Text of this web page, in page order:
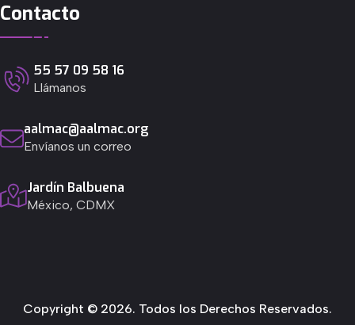
Contacto
55 57 09 58 16
Llámanos
aalmac@aalmac.org
Envíanos un correo
Jardín Balbuena
México, CDMX
Copyright © 2026. Todos los Derechos Reservados.